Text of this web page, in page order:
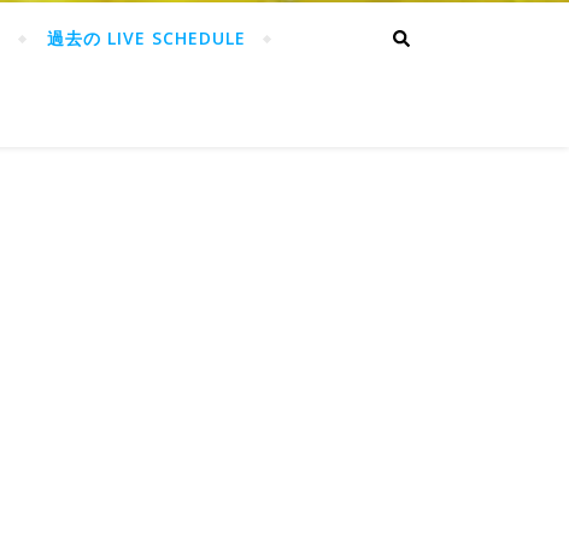
過去の LIVE SCHEDULE